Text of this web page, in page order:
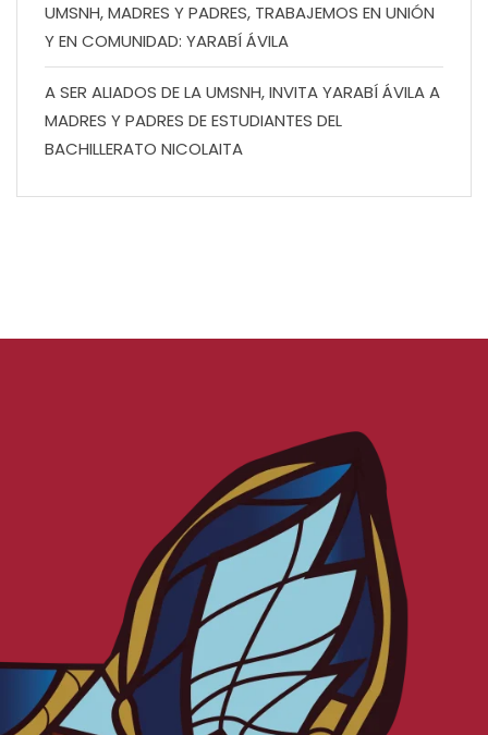
UMSNH, MADRES Y PADRES, TRABAJEMOS EN UNIÓN
Y EN COMUNIDAD: YARABÍ ÁVILA
A SER ALIADOS DE LA UMSNH, INVITA YARABÍ ÁVILA A
MADRES Y PADRES DE ESTUDIANTES DEL
BACHILLERATO NICOLAITA